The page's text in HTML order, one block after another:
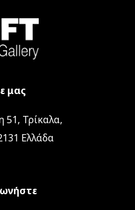
μας
51, Τρίκαλα,
Ελλάδα